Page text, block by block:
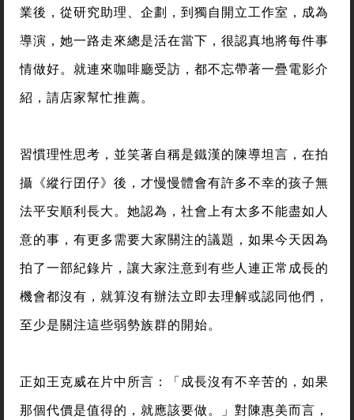
業後，從研究助理、企劃，到獨自開立工作室，成為
導演，她一路走來總是活在當下，很認真地將每件事
情做好。就連來咖啡廳受訪，都不忘帶著一疊電影介
紹，請店家幫忙推薦。
習慣理性思考，並笑著自稱是鐵漢的陳導坦言，在拍
攝《縱行囝仔》後，才慢慢體會有許多不幸的孩子無
法平安順利長大。她認為，社會上有太多不能盡如人
意的事，有更多需要大家關注的議題，如果今天因為
拍了一部紀錄片，讓大家注意到有些人連正常成長的
機會都沒有，就算沒有辦法立即去理解或認同他們，
至少是關注這些弱勢族群的開始。
正如王克威在片中所言：「成長沒有不辛苦的，如果
那個代價是值得的，就應該要做。」對陳惠美而言，